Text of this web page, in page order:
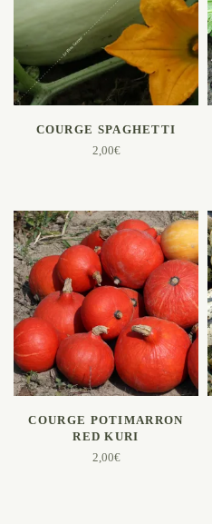
AJOUTER AU PANIER
COURGE SPAGHETTI
2,00€
AJOUTER AU PANIER
COURGE POTIMARRON
RED KURI
2,00€